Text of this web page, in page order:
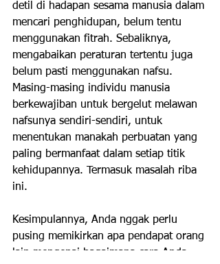
detil di hadapan sesama manusia dalam
mencari penghidupan, belum tentu
menggunakan fitrah. Sebaliknya,
mengabaikan peraturan tertentu juga
belum pasti menggunakan nafsu.
Masing-masing individu manusia
berkewajiban untuk bergelut melawan
nafsunya sendiri-sendiri, untuk
menentukan manakah perbuatan yang
paling bermanfaat dalam setiap titik
kehidupannya. Termasuk masalah riba
ini.
Kesimpulannya, Anda nggak perlu
pusing memikirkan apa pendapat orang
lain mengenai bagaimana cara Anda